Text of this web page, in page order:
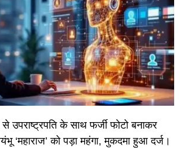
उपराष्ट्रपति के साथ फर्जी फोटो बनाकर
‘महाराज’ को पड़ा महंगा, मुकदमा हुआ दर्ज।